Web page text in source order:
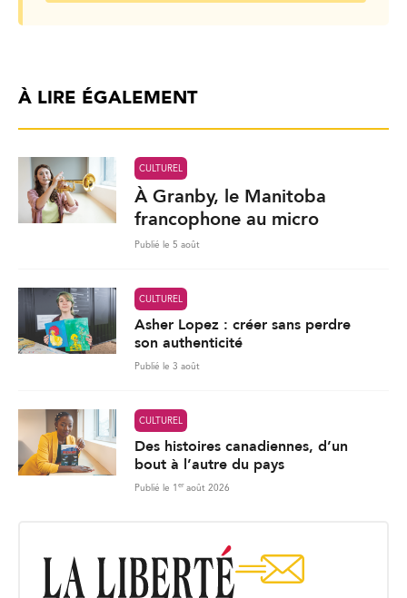
À LIRE ÉGALEMENT
CULTUREL
À Granby, le Manitoba
francophone au micro
Publié le 5 août
CULTUREL
Asher Lopez : créer sans perdre
son authenticité
Publié le 3 août
CULTUREL
Des histoires canadiennes, d’un
bout à l’autre du pays
Publié le 1 er août 2026